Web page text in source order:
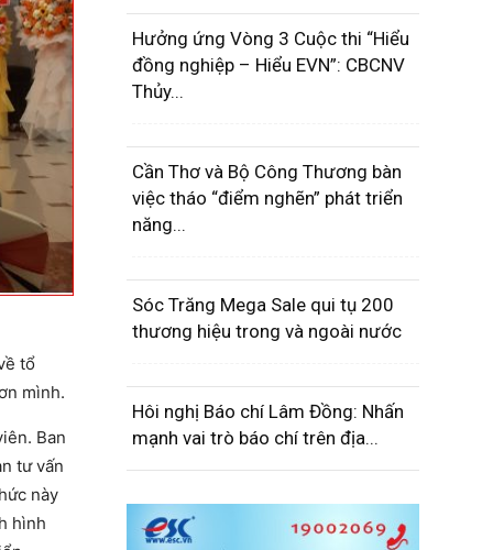
tổ
mình.
Ban
tư vấn
này
hình
Hưởng ứng Vòng 3 Cuộc thi “Hiểu
đồng nghiệp – Hiểu EVN”: CBCNV
Thủy...
Cần Thơ và Bộ Công Thương bàn
việc tháo “điểm nghẽn” phát triển
năng...
Sóc Trăng Mega Sale qui tụ 200
thương hiệu trong và ngoài nước
Hôi nghị Báo chí Lâm Đồng: Nhấn
mạnh vai trò báo chí trên địa...